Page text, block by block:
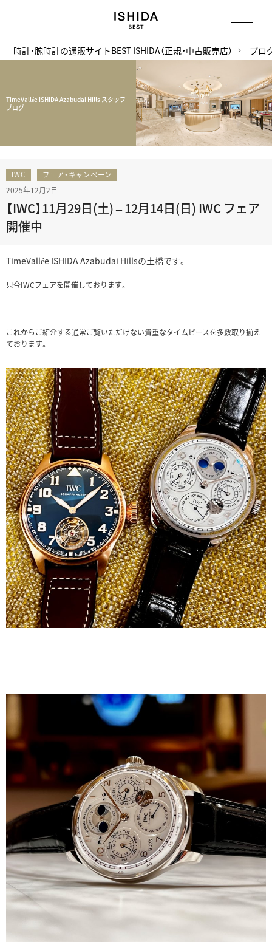
時計・腕時計の通販サイトBEST ISHIDA（正規・中古販売店） ブロ
TimeVallée ISHIDA Azabudai Hills スタッフ
ブログ
IWC フェア・キャンペーン
2025年12月2日
【IWC】11月29日(土) – 12月14日(日) IWC フェア
開催中
TimeVallée ISHIDA Azabudai Hillsの土橋です。
只今IWCフェアを開催しております。
これからご紹介する通常ご覧いただけない貴重なタイムピースを多数取り揃え
ております。